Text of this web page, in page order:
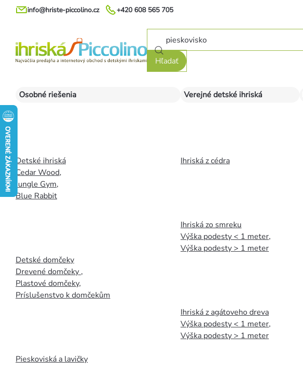
Prejsť
+420 608 565 705
info@hriste-piccolino.cz
Hľadať
Osobné riešenia
Detské ihriská
Cedar Wood,
Jungle Gym,
Blue Rabbit
Detské domčeky
Drevené domčeky ,
Plastové domčeky,
Príslušenstvo k domčekům
Pieskoviská a lavičky
Verejné detské ihriská
Ihriská z cédra
Ihriská zo smreku
Výška podesty < 1 meter,
Výška podesty > 1 meter
Ihriská z agátoveho dreva
Výška podesty < 1 meter,
Výška podesty > 1 meter